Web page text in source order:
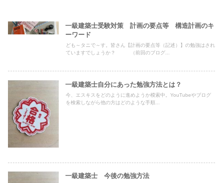
一級建築士受験対策 計画の要点等 構造計画のキ
ーワード
ども～タニで～す。皆さん【計画の要点等（記述）】の勉強はされ
ていますでしょうか？ （前回のブログ...
一級建築士自分にあった勉強方法とは？
今、エスキスをどのように進めようか模索中。YouTubeやブログ
を検索しながら他の方はどのような手順...
一級建築士 今後の勉強方法